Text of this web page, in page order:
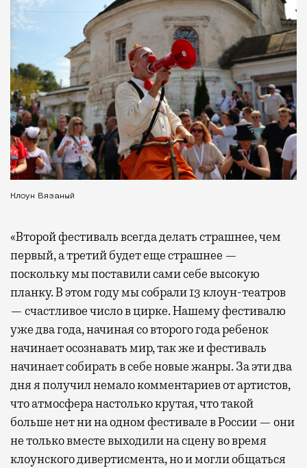
Клоун Вязаный
«Второй фестиваль всегда делать страшнее, чем
первый, а третий будет еще страшнее —
поскольку мы поставили сами себе высокую
планку. В этом году мы собрали 13 клоун-театров
— счастливое число в цирке. Нашему фестивалю
уже два года, начиная со второго года ребенок
начинает осознавать мир, так же и фестиваль
начинает собирать в себе новые жанры. За эти два
дня я получил немало комментариев от артистов,
что атмосфера настолько крутая, что такой
больше нет ни на одном фестивале в России — они
не только вместе выходили на сцену во время
клоунского дивертисмента, но и могли общаться